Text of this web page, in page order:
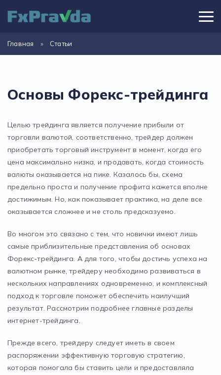
Главная » Статьи
Основы Форекс-трейдинга
Целью трейдинга является получение прибыли от
торговли валютой, соответственно, трейдер должен
приобретать торговый инструмент в момент, когда его
цена максимально низка, и продавать, когда стоимость
валюты оказывается на пике. Казалось бы, схема
предельно проста и получение профита кажется вполне
достижимым. Но, как показывает практика, на деле все
оказывается сложнее и не столь предсказуемо.
Во многом это связано с тем, что новички имеют лишь
самые приблизительные представления об основах
Форекс-трейдинга. А для того, чтобы достичь успеха на
валютном рынке, трейдеру необходимо развиваться в
нескольких направлениях одновременно, и комплексный
подход к торговле поможет обеспечить наилучший
результат. Рассмотрим подробнее главные разделы
интернет-трейдинга.
Прежде всего, трейдеру следует иметь в своем
распоряжении эффективную торговую стратегию,
которая помогала бы ставить цели и предоставляла